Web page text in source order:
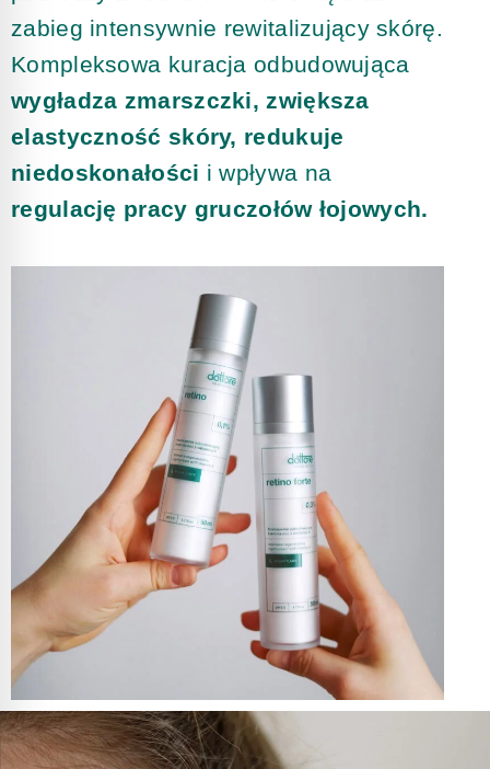
zabieg intensywnie rewitalizujący skórę.
Kompleksowa kuracja odbudowująca
wygładza zmarszczki, zwiększa
elastyczność skóry, redukuje
niedoskonałości i wpływa na
regulację pracy gruczołów łojowych.